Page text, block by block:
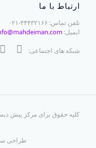
ارتباط با ما
تلفن تماس: ۴۴۴۳۲۱۶۶-۰۲۱
ایمیل:
شبکه های اجتماعی:
کلیه حقوق برای مرکز پیش
طراحی